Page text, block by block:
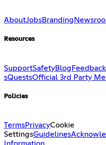
AboutJobsBranding
Resources
SupportSafetyBlog Feedback
sQuestsOfficial 3rd Party
Policies
TermsPrivacyCookie
SettingsGuidelines